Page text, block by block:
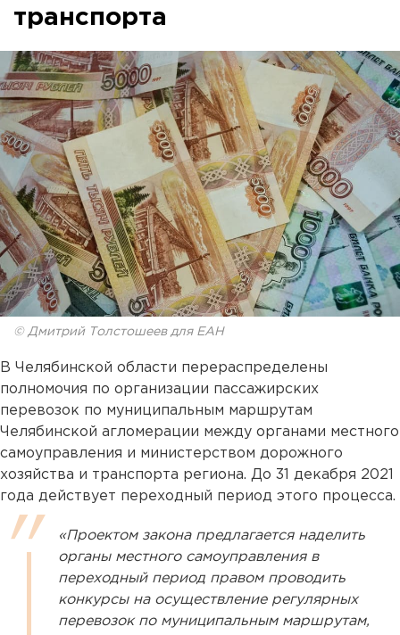
транспорта
© Дмитрий Толстошеев для ЕАН
В Челябинской области перераспределены
полномочия по организации пассажирских
перевозок по муниципальным маршрутам
Челябинской агломерации между органами местного
самоуправления и министерством дорожного
хозяйства и транспорта региона. До 31 декабря 2021
года действует переходный период этого процесса.
«Проектом закона предлагается наделить
органы местного самоуправления в
переходный период правом проводить
конкурсы на осуществление регулярных
перевозок по муниципальным маршрутам,